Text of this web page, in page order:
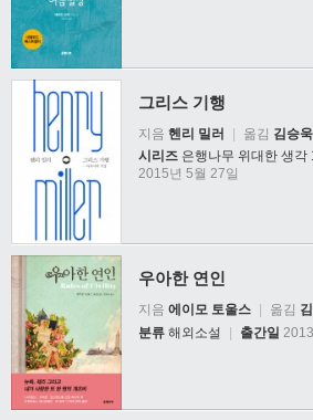
그리스 기행
지음 헨리 밀러 | 옮김 김승욱
시리즈 은행나무 위대한 생각
2015년 5월 27일
우아한 연인
지음 에이모 토울스 | 옮김
분류 해외소설 | 출간일